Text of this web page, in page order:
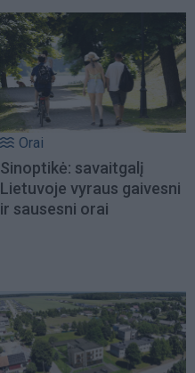
Orai
Sinoptikė: savaitgalį
Lietuvoje vyraus gaivesni
ir sausesni orai